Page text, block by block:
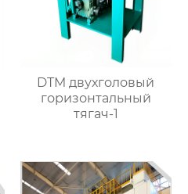
DTM двухголовый
горизонтальный
тягач-1